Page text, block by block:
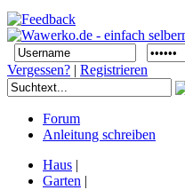
Vergessen? | Registrieren
Forum
Anleitung schreiben
Haus |
Garten |